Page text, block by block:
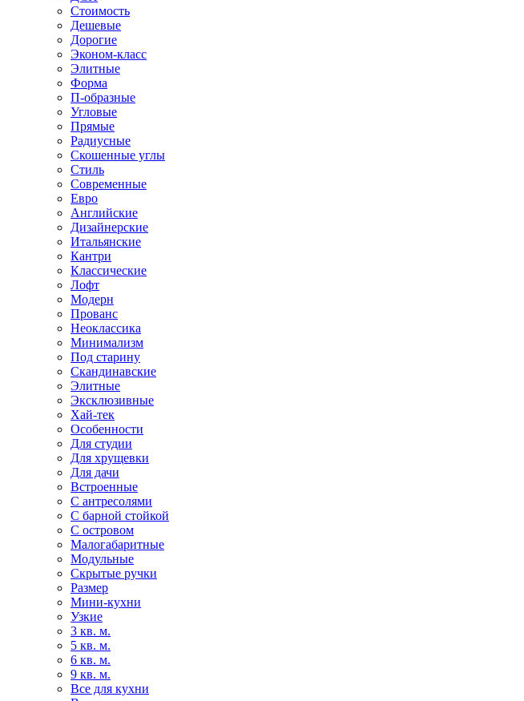
Стоимость
Дешевые
Дорогие
Эконом-класс
Элитные
Форма
П-образные
Угловые
Прямые
Радиусные
Скошенные углы
Стиль
Современные
Евро
Английские
Дизайнерские
Итальянские
Кантри
Классические
Лофт
Модерн
Прованс
Неоклассика
Минимализм
Под старину
Скандинавские
Элитные
Эксклюзивные
Хай-тек
Особенности
Для студии
Для хрущевки
Для дачи
Встроенные
С антресолями
С барной стойкой
С островом
Малогабаритные
Модульные
Скрытые ручки
Размер
Мини-кухни
Узкие
3 кв. м.
5 кв. м.
6 кв. м.
9 кв. м.
Все для кухни